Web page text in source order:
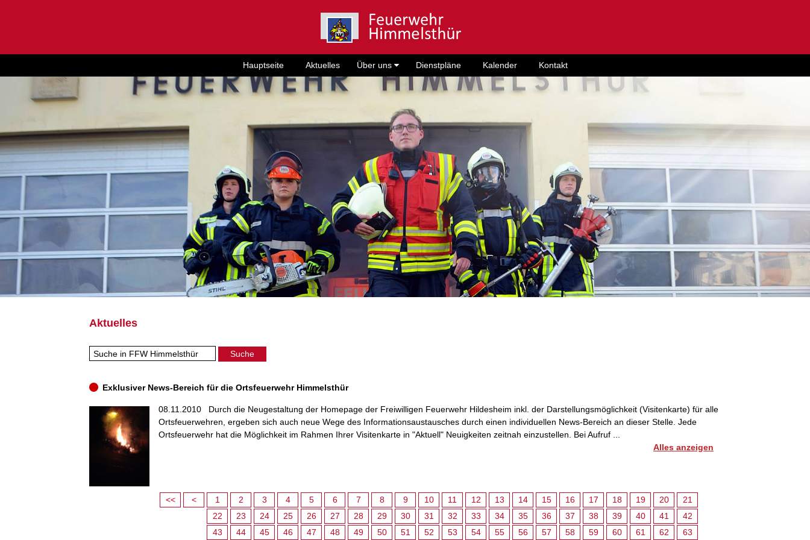
Hauptseite Aktuelles Über uns Dienstpläne Kalender Kontakt
Aktuelles
Exklusiver News-Bereich für die Ortsfeuerwehr Himmelsthür
08.11.2010 Durch die Neugestaltung der Homepage der Freiwilligen Feuerwehr Hildesheim inkl. der Darstellungsmöglichkeit (Visitenkarte) für alle
Ortsfeuerwehren, ergeben sich auch neue Wege des Informationsaustausches durch einen individuellen News-Bereich an dieser Stelle. Jede
Ortsfeuerwehr hat die Möglichkeit im Rahmen Ihrer Visitenkarte in "Aktuell" Neuigkeiten zeitnah einzustellen. Bei Aufruf ...
Alles anzeigen
<< < 1 2 3 4 5 6 7 8 9 10 11 12 13 14 15 16 17 18 19 20
21
22
23 24 25 26 27 28 29 30 31 32 33 34 35 36 37 38 39 40 41
42
43
44 45 46 47 48 49 50 51 52 53 54 55 56 57 58 59 60 61 62 63